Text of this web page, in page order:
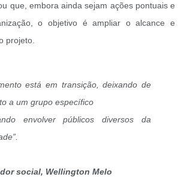
que, embora ainda sejam ações pontuais e
o objetivo é ampliar o alcance e
projeto.
está em transição, deixando de
a um grupo específico
envolver públicos diversos da
social, Wellington Melo